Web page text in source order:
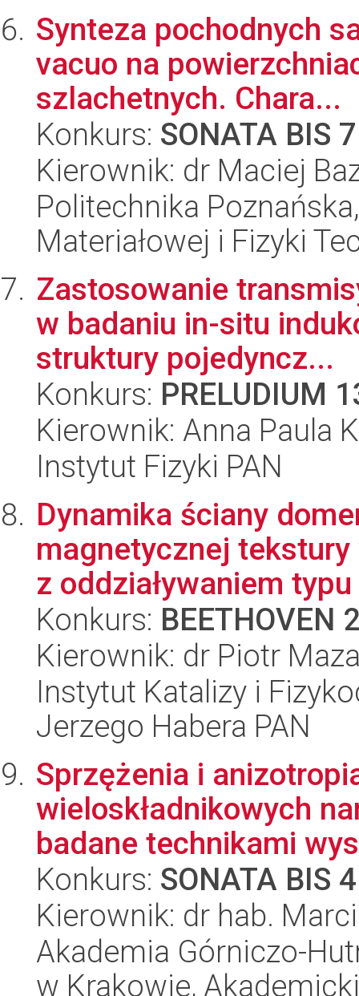
Synteza pochodnych
vacuo na
szlachetnych. Chara...
Konkurs: SONATA BIS 7
Kierownik: dr Maciej
Politechnika
Materiałowej i Fizyki
Zastosowanie
w badaniu in-situ
struktury pojedyncz...
Konkurs: PRELUDIUM
Kierownik: Anna Paula
Instytut Fizyki PAN
Dynamika ściany
magnetycznej
z oddziaływaniem
Konkurs: BEETHOVEN
Kierownik: dr Piotr
Instytut Katalizy i
Jerzego Habera PAN
Sprzężenia i
wieloskładnikowych
badane technikami
Konkurs: SONATA BIS 4
Kierownik: dr hab.
Akademia Górniczo-
w Krakowie,